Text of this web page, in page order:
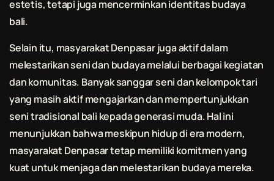
estetis, tetapi juga mencerminkan identitas budaya
bali.
Selain itu, masyarakat Denpasar juga aktif dalam
melestarikan seni dan budaya melalui berbagai kegiatan
dan komunitas. Banyak sanggar seni dan kelompok tari
yang masih aktif mengajarkan dan mempertunjukkan
seni tradisional bali kepada generasi muda. Hal ini
menunjukkan bahwa meskipun hidup di era modern,
masyarakat Denpasar tetap memiliki komitmen yang
kuat untuk menjaga dan melestarikan budaya mereka.